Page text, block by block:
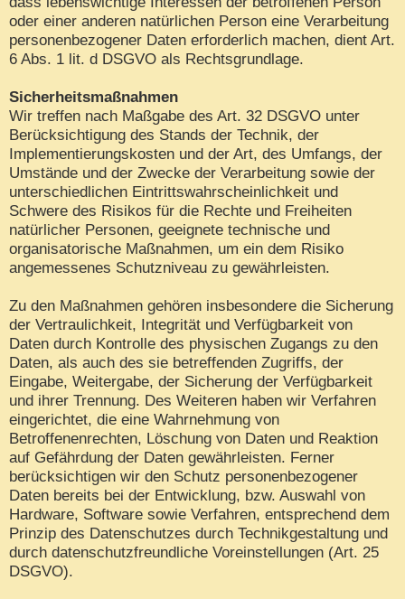
oder einer anderen natürlichen Person eine Verarbeitung
personenbezogener Daten erforderlich machen, dient Art.
6 Abs. 1 lit. d DSGVO als Rechtsgrundlage.
Sicherheitsmaßnahmen
Wir treffen nach Maßgabe des Art. 32 DSGVO unter
Berücksichtigung des Stands der Technik, der
Implementierungskosten und der Art, des Umfangs, der
Umstände und der Zwecke der Verarbeitung sowie der
unterschiedlichen Eintrittswahrscheinlichkeit und
Schwere des Risikos für die Rechte und Freiheiten
natürlicher Personen, geeignete technische und
organisatorische Maßnahmen, um ein dem Risiko
angemessenes Schutzniveau zu gewährleisten.
Zu den Maßnahmen gehören insbesondere die Sicherung
der Vertraulichkeit, Integrität und Verfügbarkeit von
Daten durch Kontrolle des physischen Zugangs zu den
Daten, als auch des sie betreffenden Zugriffs, der
Eingabe, Weitergabe, der Sicherung der Verfügbarkeit
und ihrer Trennung. Des Weiteren haben wir Verfahren
eingerichtet, die eine Wahrnehmung von
Betroffenenrechten, Löschung von Daten und Reaktion
auf Gefährdung der Daten gewährleisten. Ferner
berücksichtigen wir den Schutz personenbezogener
Daten bereits bei der Entwicklung, bzw. Auswahl von
Hardware, Software sowie Verfahren, entsprechend dem
Prinzip des Datenschutzes durch Technikgestaltung und
durch datenschutzfreundliche Voreinstellungen (Art. 25
DSGVO).